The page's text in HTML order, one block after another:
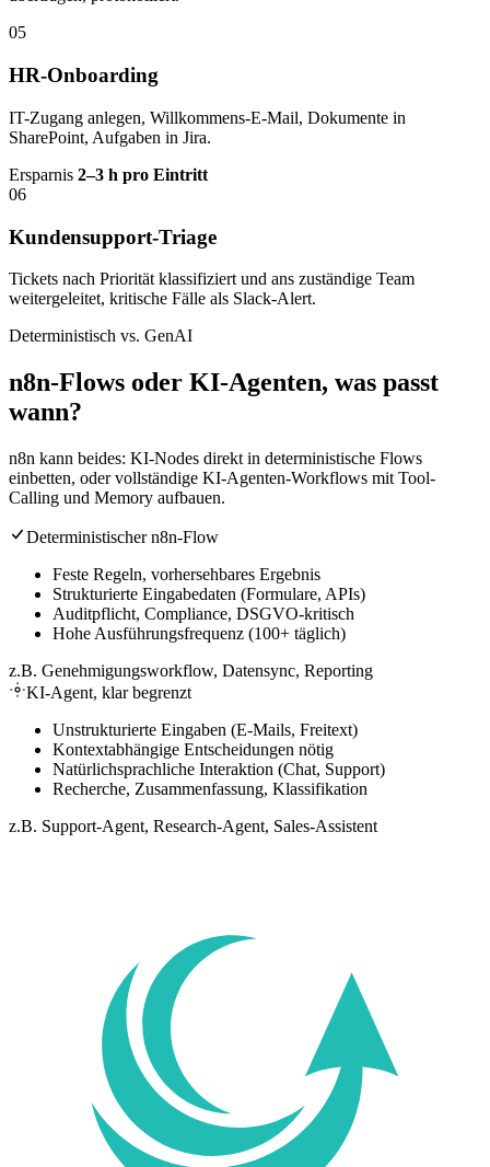
05
HR-Onboarding
IT-Zugang anlegen, Willkommens-E-Mail, Dokumente in
SharePoint, Aufgaben in Jira.
Ersparnis 2–3 h pro Eintritt
06
Kundensupport-Triage
Tickets nach Priorität klassifiziert und ans zuständige Team
weitergeleitet, kritische Fälle als Slack-Alert.
Deterministisch vs. GenAI
n8n-Flows oder KI-Agenten, was passt
wann?
n8n kann beides: KI-Nodes direkt in deterministische Flows
einbetten, oder vollständige KI-Agenten-Workflows mit Tool-
Calling und Memory aufbauen.
Deterministischer n8n-Flow
Feste Regeln, vorhersehbares Ergebnis
Strukturierte Eingabedaten (Formulare, APIs)
Auditpflicht, Compliance, DSGVO-kritisch
Hohe Ausführungsfrequenz (100+ täglich)
z.B. Genehmigungsworkflow, Datensync, Reporting
KI-Agent, klar begrenzt
Unstrukturierte Eingaben (E-Mails, Freitext)
Kontextabhängige Entscheidungen nötig
Natürlichsprachliche Interaktion (Chat, Support)
Recherche, Zusammenfassung, Klassifikation
z.B. Support-Agent, Research-Agent, Sales-Assistent